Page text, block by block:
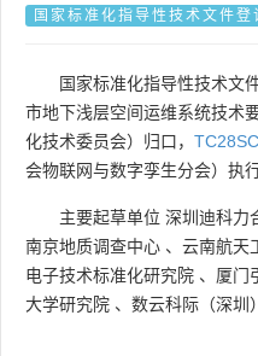
国外标准 技
国家标准化指导性技术文件登
国家标准化指导性技术文
市地下浅层空间运维系统技术
化技术委员会）归口，
会物联网与数字孪生分会）执
主要起草单位 深圳迪科力
南京地质调查中心 、 云南航天
电子技术标准化研究院 、 厦门
大学研究院 、 数云科际（深圳